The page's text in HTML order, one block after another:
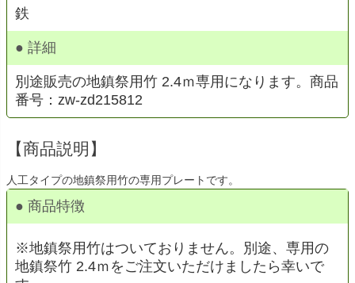
鉄
● 詳細
別途販売の地鎮祭用竹 2.4ｍ専用になります。商品
番号：zw-zd215812
【商品説明】
人工タイプの地鎮祭用竹の専用プレートです。
● 商品特徴
※地鎮祭用竹はついておりません。別途、専用の
地鎮祭竹 2.4ｍをご注文いただけましたら幸いで